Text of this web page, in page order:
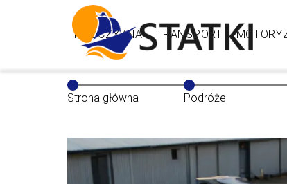
MĘŻCZYZNA TRANSPORT
Strona główna Podróże